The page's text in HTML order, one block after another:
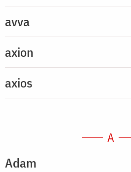
avva
axion
axios
A
Adam